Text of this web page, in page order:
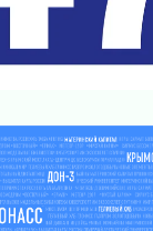
строителей